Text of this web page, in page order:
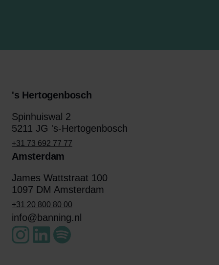
's Hertogenbosch
Spinhuiswal 2
5211 JG 's-Hertogenbosch
+31 73 692 77 77
Amsterdam
James Wattstraat 100
1097 DM Amsterdam
+31 20 800 80 00
info@banning.nl